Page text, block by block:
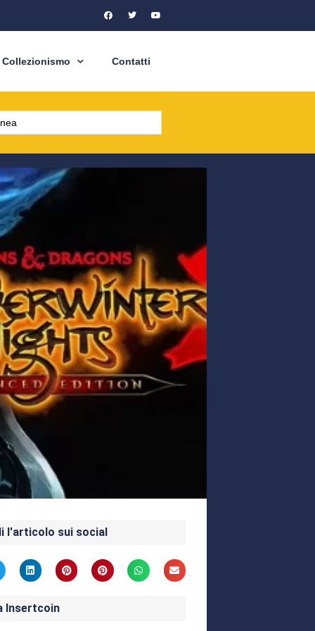
Collezionismo Contatti
l'articolo sui social
Insertcoin